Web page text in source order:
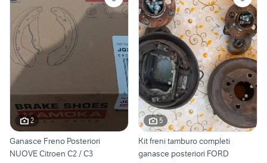
2
Ganasce Freno Posteriori
NUOVE Citroen C2 / C3
5
Kit freni tamburo completi
ganasce posteriori FORD